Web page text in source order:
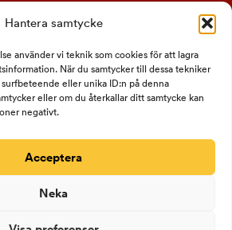
Hantera samtycke
använder vi teknik som cookies för att lagra
När du samtycker till dessa tekniker
eller unika ID:n på denna
eller om du återkallar ditt samtycke kan
negativt.
Acceptera
Neka